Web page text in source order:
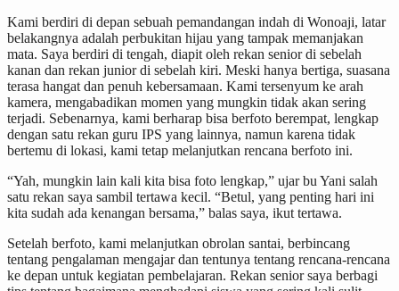
Kami berdiri di depan sebuah pemandangan indah di Wonoaji, latar
belakangnya adalah perbukitan hijau yang tampak memanjakan
mata. Saya berdiri di tengah, diapit oleh rekan senior di sebelah
kanan dan rekan junior di sebelah kiri. Meski hanya bertiga, suasana
terasa hangat dan penuh kebersamaan. Kami tersenyum ke arah
kamera, mengabadikan momen yang mungkin tidak akan sering
terjadi. Sebenarnya, kami berharap bisa berfoto berempat, lengkap
dengan satu rekan guru IPS yang lainnya, namun karena tidak
bertemu di lokasi, kami tetap melanjutkan rencana berfoto ini.
“Yah, mungkin lain kali kita bisa foto lengkap,” ujar bu Yani salah
satu rekan saya sambil tertawa kecil. “Betul, yang penting hari ini
kita sudah ada kenangan bersama,” balas saya, ikut tertawa.
Setelah berfoto, kami melanjutkan obrolan santai, berbincang
tentang pengalaman mengajar dan tentunya tentang rencana-rencana
ke depan untuk kegiatan pembelajaran. Rekan senior saya berbagi